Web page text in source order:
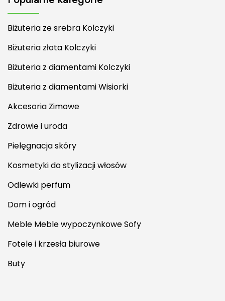
Biżuteria ze srebra Kolczyki
Biżuteria złota Kolczyki
Biżuteria z diamentami Kolczyki
Biżuteria z diamentami Wisiorki
Akcesoria Zimowe
Zdrowie i uroda
Pielęgnacja skóry
Kosmetyki do stylizacji włosów
Odlewki perfum
Dom i ogród
Meble Meble wypoczynkowe Sofy
Fotele i krzesła biurowe
Buty